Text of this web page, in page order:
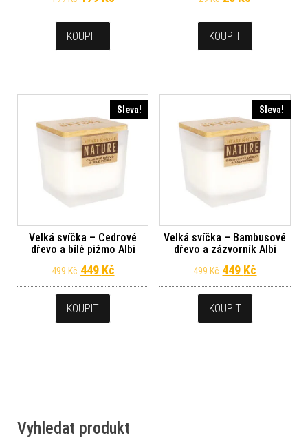
KOUPIT KOUPIT
Sleva!
Velká svíčka – Cedrové
dřevo a bílé pižmo Albi
499Kč Původní cena byla: 499 Kč.
449 KčAktuální cena je: 449 Kč.
KOUPIT
Sleva!
Velká svíčka – Bambusové
dřevo a zázvorník Albi
499Kč Původní cena
449 Kč
KOUPIT
Vyhledat produkt